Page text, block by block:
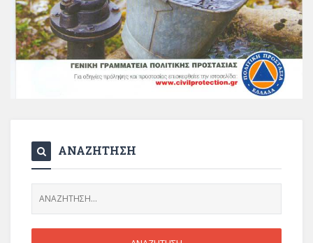
ΑΝΑΖΗΤΗΣΗ